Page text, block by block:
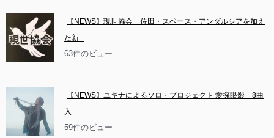
【NEWS】現世協会　佐田・スペース・アンダルシアを加え
た新...
63件のビュー
【NEWS】ユキナによるソロ・プロジェクト 愛探眼影　8曲
入...
59件のビュー